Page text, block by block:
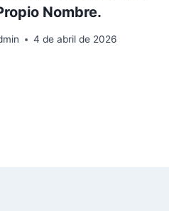
Nombre.
4 de abril de 2026